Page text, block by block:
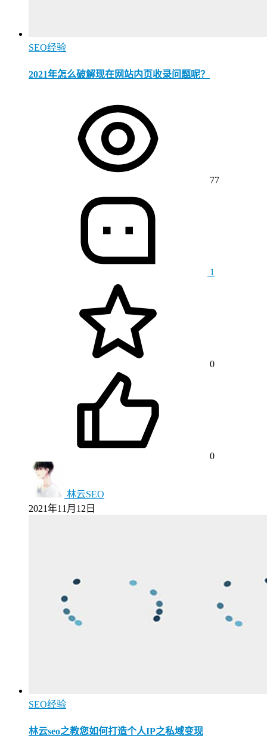
SEO经验
2021年怎么破解现在网站内页收录问题呢？
77
1
0
0
林云SEO
2021年11月12日
SEO经验
林云seo之教您如何打造个人IP之私域变现